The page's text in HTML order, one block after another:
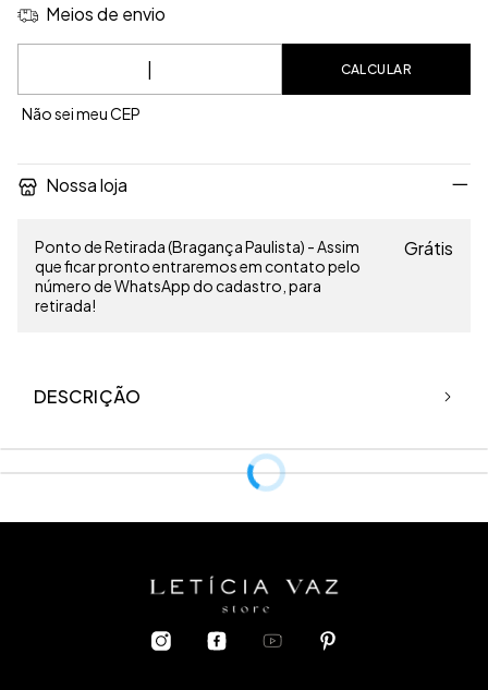
Meios de envio
Entregas para o CEP:
CALCULAR
Não sei meu CEP
Nossa loja
Ponto de Retirada (Bragança Paulista) - Assim
que ficar pronto entraremos em contato pelo
número de WhatsApp do cadastro, para
retirada!
Grátis
DESCRIÇÃO
Top duplo com recorte assimétrico, regulagem de alça e
e possui alto
mediante contato com calor. Pensando nisso, aqui vão
dicas essenciais de como cuidar da sua peça: